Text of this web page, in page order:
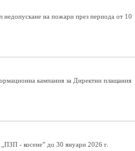
на пожари през периода от 10
кампания за Директни плащания
- косене” до 30 януари 2026 г.